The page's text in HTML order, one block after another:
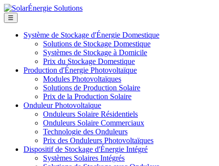
☰
Système de Stockage d'Énergie Domestique
Solutions de Stockage Domestique
Systèmes de Stockage à Domicile
Prix du Stockage Domestique
Production d'Énergie Photovoltaïque
Modules Photovoltaïques
Solutions de Production Solaire
Prix de la Production Solaire
Onduleur Photovoltaïque
Onduleurs Solaire Résidentiels
Onduleurs Solaire Commerciaux
Technologie des Onduleurs
Prix des Onduleurs Photovoltaïques
Dispositif de Stockage d'Énergie Intégré
Systèmes Solaires Intégrés